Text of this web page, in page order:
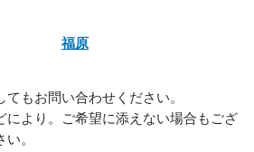
福原
もお問い合わせください。
により。ご希望に添えない場合もござ
。